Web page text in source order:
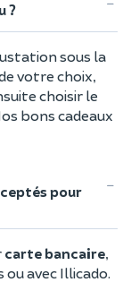
?
sous la
votre choix,
choisir le
bons cadeaux
pour
carte bancaire,
ou avec Illicado.